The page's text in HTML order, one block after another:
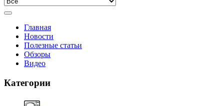
Главная
Новости
Полезные статьи
Обзоры
Видео
Категории